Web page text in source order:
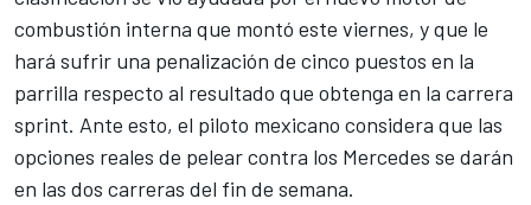
combustión interna que montó este viernes, y que le
hará sufrir una penalización de cinco puestos en la
parrilla respecto al resultado que obtenga en la carrera
sprint. Ante esto, el piloto mexicano considera que las
opciones reales de pelear contra los Mercedes se darán
en las dos carreras del fin de semana.